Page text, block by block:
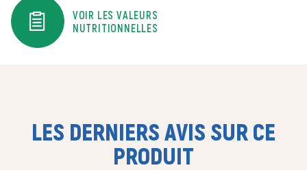
VOIR LES VALEURS
NUTRITIONNELLES
LES DERNIERS AVIS SUR CE
PRODUIT